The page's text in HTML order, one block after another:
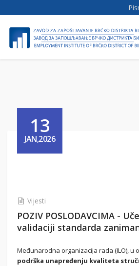
13
JAN,2026
Vijesti
POZIV POSLODAVCIMA -
validaciji standarda
Međunarodna organizacija rada (ILO), u
podrška unapređenju kvaliteta